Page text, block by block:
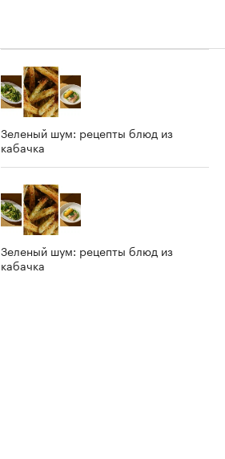
Зеленый шум: рецепты блюд из
кабачка
Зеленый шум: рецепты блюд из
кабачка